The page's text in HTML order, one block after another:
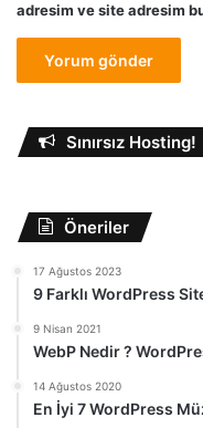
adresim ve site adresim
Sınırsız Hosting!
Öneriler
17 Ağustos 2023
9 Farklı WordPress
9 Nisan 2021
WebP Nedir ?
14 Ağustos 2020
En İyi 7 WordPress